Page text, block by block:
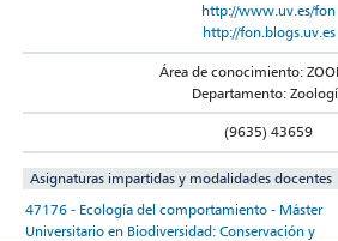
http://www.uv.es/fon
http://fon.blogs.uv.es
Área de conocimiento:
Departamento:
(9635) 43659
Asignaturas impartidas y modalidades docentes
47176 - Ecología del comportamiento - Máster
Universitario en Biodiversidad: Conservación y